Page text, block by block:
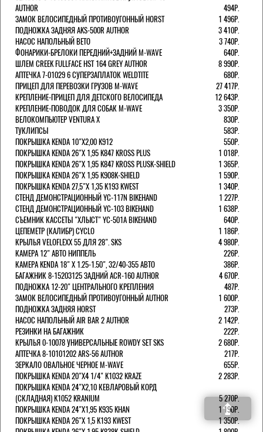
AUTHOR
494Р.
ЗАМОК ВЕЛОСИПЕДНЫЙ ПРОТИВОУГОННЫЙ HORST
1 496Р.
ПОДНОЖКА ЗАДНЯЯ AKS-500R AUTHOR
3 410Р.
НАСОС НАПОЛЬНЫЙ BETO
3 740Р.
ФОНАРИКИ-БРЕЛОКИ ПЕРЕДНИЙ+ЗАДНИЙ M-WAVE
640Р.
ШЛЕМ CREEK FULLFACE HST 164 GREY AUTHOR
8 990Р.
АПТЕЧКА 7-01029 6 СУПЕРЗАПЛАТОК WELDTITE
680Р.
ПРИЦЕП ДЛЯ ПЕРЕВОЗКИ ГРУЗОВ M-WAVE
27 417Р.
КРЕПЛЕНИЕ-ПРИЦЕП ДЛЯ ДЕТСКОГО ВЕЛОСИПЕДА
12 643Р.
КРЕПЛЕНИЕ-ПОВОДОК ДЛЯ СОБАК M-WAVE
3 350Р.
ВЕЛОКОМПЬЮТЕР VENTURA Х
830Р.
ТУКЛИПСЫ
583Р.
ПОКРЫШКА KENDA 10"Х2,00 K912
550Р.
ПОКРЫШКА KENDA 26"Х 1,95 K847 KROSS PLUS
1 018Р.
ПОКРЫШКА KENDA 26"Х 1,95 K847 KROSS PLUSK-SHIELD
1 365Р.
ПОКРЫШКА KENDA 26"Х 1,95 K908K-SHIELD
1 590Р.
ПОКРЫШКА KENDA 27,5"Х 1,35 K193 KWEST
1 340Р.
СТЕНД ДЕМОНСТРАЦИОННЫЙ YC-117N BIKEHAND
1 227Р.
СТЕНД ДЕМОНСТРАЦИОННЫЙ YC-103 BIKEHAND
1 638Р.
СЪЕМНИК КАССЕТЫ "ХЛЫСТ" YC-501A BIKEHAND
640Р.
ЦЕПЕМЕТР (КАЛИБР) CYCLO
1 186Р.
КРЫЛЬЯ VELOFLEXX 55 ДЛЯ 28". SKS
4 980Р.
КАМЕРА 12" АВТО НИППЕЛЬ
226Р.
КАМЕРА KENDA 18" Х 1.25-1.50", 32/40-355 АВТО
386Р.
БАГАЖНИК 8-15203125 ЗАДНИЙ ACR-160 AUTHOR
4 670Р.
ПОДНОЖКА 12-20" ЦЕНТРАЛЬНОГО КРЕПЛЕНИЯ
487Р.
ЗАМОК ВЕЛОСИПЕДНЫЙ ПРОТИВОУГОННЫЙ AUTHOR
1 600Р.
ПОДНОЖКА ЗАДНЯЯ HORST
273Р.
НАСОС НАПОЛЬНЫЙ AIR BAR 2 AUTHOR
2 142Р.
РЕЗИНКИ НА БАГАЖНИК
222Р.
КРЫЛЬЯ 0-10078 УНИВЕРСАЛЬНЫЕ ROWDY SET SKS
2 680Р.
АПТЕЧКА 8-10101202 ARS-56 AUTHOR
217Р.
ЗЕРКАЛО ОВАЛЬНОЕ ЧЕРНОЕ M-WAVE
655Р.
ПОКРЫШКА KENDA 20"Х4 1/4" K1032 KRAZE
2 283Р.
ПОКРЫШКА KENDA 24"Х2,10 КЕВЛАРОВЫЙ КОРД
(СКЛАДНАЯ) K1052 KRANIUM
5 270Р.
ПОКРЫШКА KENDA 24"Х1,95 K935 KHAN
1 190Р.
ПОКРЫШКА KENDA 26"Х 1,5 K193 KWEST
1 350Р.